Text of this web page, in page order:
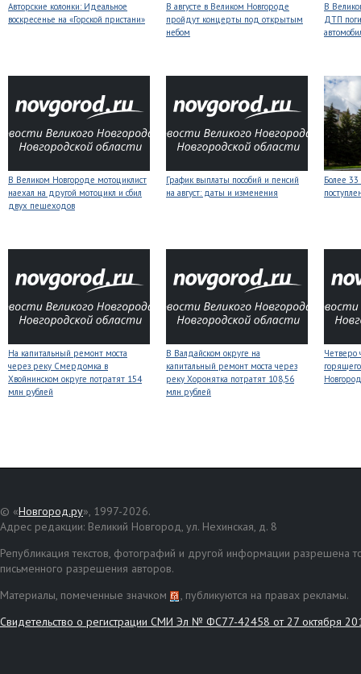
Авторские колонки: Идеальное
воскресенье на «Горской пристани»
В августе в Великом Новгороде
пройдут концерты под открытым
небом
В
ДТП
В Великом Новгороде мотоциклист
наехал на другой мотоцикл и сбил
двух пешеходов
График выплаты пособий и пенсий
на август: даты и изменения
Более 33
На капитальный ремонт моста
через реку Смердомка в
Хвойнинском округе потратят 154
млн рублей
В Валдайском округе на
капитальный ремонт моста через
реку Хоронятка потратят 108,56
млн рублей
Четверо
© «Новгород.ру», 1997-2026.
Адрес редакции: Великий Новгород, ул. Нехинская, д. 8
Републикация текстов, фотографий и другой информации разрешена
письменного разрешения авторов.
Материалы, помеченные значком
, публикуются на правах рекламы.
Свидетельство о регистрации СМИ Эл № ФС77-42458 от 27 октября